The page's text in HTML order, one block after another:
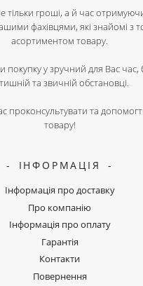
тільки гроші, а й час
фахівцями, які знайомі з
асортиментом товару.
у зручний для Вас час,
та звичній обстановці.
проконсультувати та
товару!
ІНФОРМАЦІЯ
Інформація про доставку
Про компанію
Інформація про оплату
Гарантія
Контакти
Повернення